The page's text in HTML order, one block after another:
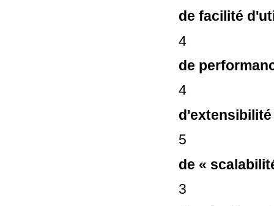
de facilité
4
de
4
5
de «
3